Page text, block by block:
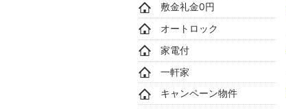
敷金礼金0円
オートロック
家電付
一軒家
キャンペーン物件